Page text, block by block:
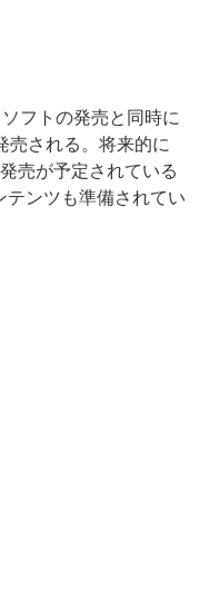
フトの発売と同時に
売される。将来的に
売が予定されている
テンツも準備されてい